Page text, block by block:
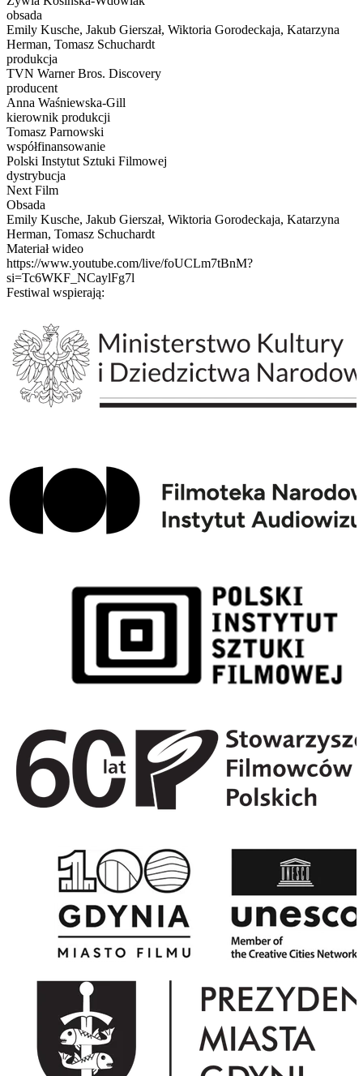
obsada
Emily Kusche, Jakub Gierszał, Wiktoria Gorodeckaja, Katarzyna
Herman, Tomasz Schuchardt
produkcja
TVN Warner Bros. Discovery
producent
Anna Waśniewska-Gill
kierownik produkcji
Tomasz Parnowski
współfinansowanie
Polski Instytut Sztuki Filmowej
dystrybucja
Next Film
Obsada
Emily Kusche, Jakub Gierszał, Wiktoria Gorodeckaja, Katarzyna
Herman, Tomasz Schuchardt
Materiał wideo
https://www.youtube.com/live/foUCLm7tBnM?
si=Tc6WKF_NCaylFg7l
Festiwal wspierają: